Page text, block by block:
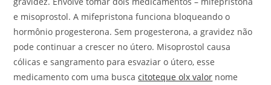
e misoprostol. A mifepristona funciona bloqueando o
hormônio progesterona. Sem progesterona, a gravidez não
pode continuar a crescer no útero. Misoprostol causa
cólicas e sangramento para esvaziar o útero, esse
medicamento com uma buscacitoteque olx valor nome